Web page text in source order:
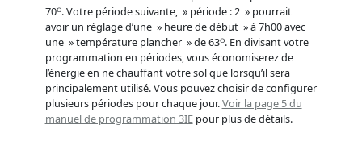
70ᴼ. Votre période suivante, » période : 2 » pourrait
avoir un réglage d’une » heure de début » à 7h00 avec
une » température plancher » de 63ᴼ. En divisant votre
programmation en périodes, vous économiserez de
l’énergie en ne chauffant votre sol que lorsqu’il sera
principalement utilisé. Vous pouvez choisir de configurer
plusieurs périodes pour chaque jour.Voir la page 5 du
manuel de programmation 3IEpour plus de détails.